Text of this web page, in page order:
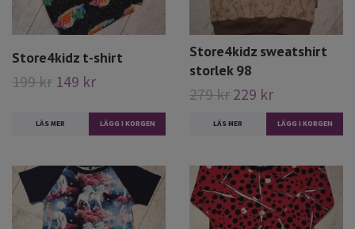
Store4kidz t-shirt
199 kr 149 kr
LÄS MER LÄGG I KORGEN
Store4kidz sweatshirt
storlek 98
279 kr 229 kr
LÄS MER LÄGG I KORGEN